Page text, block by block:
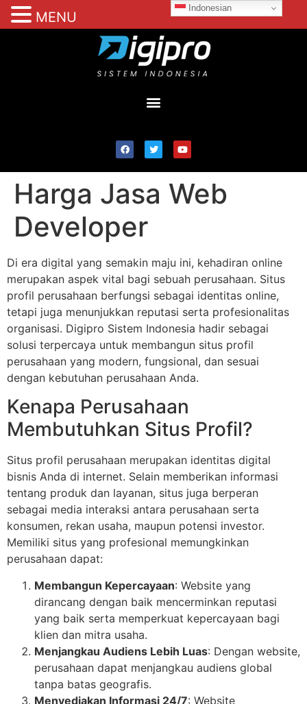
Harga Jasa Web
Developer
Di era digital yang semakin maju ini, kehadiran online
merupakan aspek vital bagi sebuah perusahaan. Situs
profil perusahaan berfungsi sebagai identitas online,
tetapi juga menunjukkan reputasi serta profesionalitas
organisasi. Digipro Sistem Indonesia hadir sebagai
solusi terpercaya untuk membangun situs profil
perusahaan yang modern, fungsional, dan sesuai
dengan kebutuhan perusahaan Anda.
Kenapa Perusahaan
Membutuhkan Situs Profil?
Situs profil perusahaan merupakan identitas digital
bisnis Anda di internet. Selain memberikan informasi
tentang produk dan layanan, situs juga berperan
sebagai media interaksi antara perusahaan serta
konsumen, rekan usaha, maupun potensi investor.
Memiliki situs yang profesional memungkinkan
perusahaan dapat:
Membangun Kepercayaan: Website yang
dirancang dengan baik mencerminkan reputasi
yang baik serta memperkuat kepercayaan bagi
klien dan mitra usaha.
Menjangkau Audiens Lebih Luas: Dengan website,
perusahaan dapat menjangkau audiens global
tanpa batas geografis.
Menyediakan Informasi 24/7: Website
Indonesian
MENU